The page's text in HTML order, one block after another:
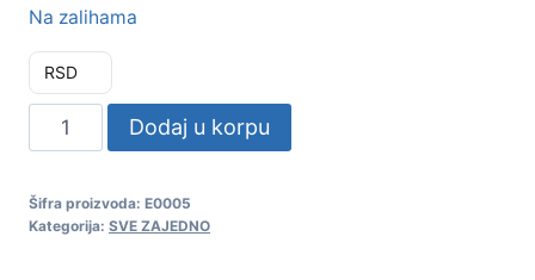
Na zalihama
RSD
ELEKTRODE
2.5X300
Dodaj u korpu
Šifra proizvoda: E0005
Kategorija: SVE ZAJEDNO